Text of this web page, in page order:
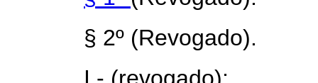
§ 2º (Revogado).